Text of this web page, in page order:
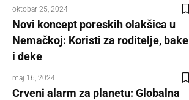
oktobar 25, 2024
Novi koncept poreskih olakšica u
Nemačkoj: Koristi za roditelje, bake
i deke
maj 16, 2024
Crveni alarm za planetu: Globalna